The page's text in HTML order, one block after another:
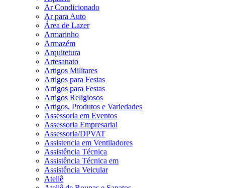
Ar Condicionado
Ar para Auto
Área de Lazer
Armarinho
Armazém
Arquitetura
Artesanato
Artigos Militares
Artigos para Festas
Artigos para Festas
Artigos Religiosos
Artigos, Produtos e Variedades
Assessoria em Eventos
Assessoria Empresarial
Assessoria/DPVAT
Assistencia em Ventiladores
Assistência Técnica
Assistência Técnica em
Assistência Veicular
Ateliê